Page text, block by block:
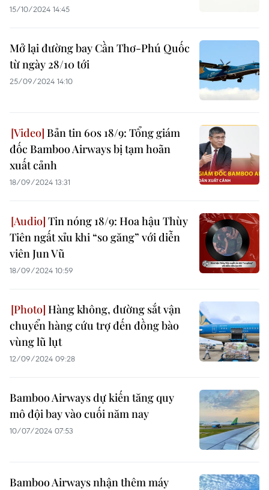
15/10/2024 14:45
Mở lại đường bay Cần Thơ-Phú Quốc
từ ngày 28/10 tới
25/09/2024 14:10
Bản tin 60s 18/9: Tổng giám
đốc Bamboo Airways bị tạm hoãn
xuất cảnh
18/09/2024 13:31
Tin nóng 18/9: Hoa hậu Thùy
Tiên ngất xỉu khi “so găng” với diễn
viên Jun Vũ
18/09/2024 10:59
Hàng không, đường sắt vận
chuyển hàng cứu trợ đến đồng bào
vùng lũ lụt
12/09/2024 09:28
Bamboo Airways dự kiến tăng quy
mô đội bay vào cuối năm nay
10/07/2024 07:53
Bamboo Airways nhận thêm máy